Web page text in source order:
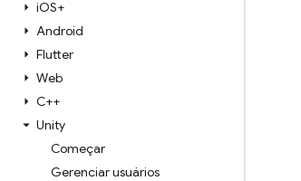
iOS+
Android
Flutter
Web
C++
Unity
Começar
Gerenciar usuários